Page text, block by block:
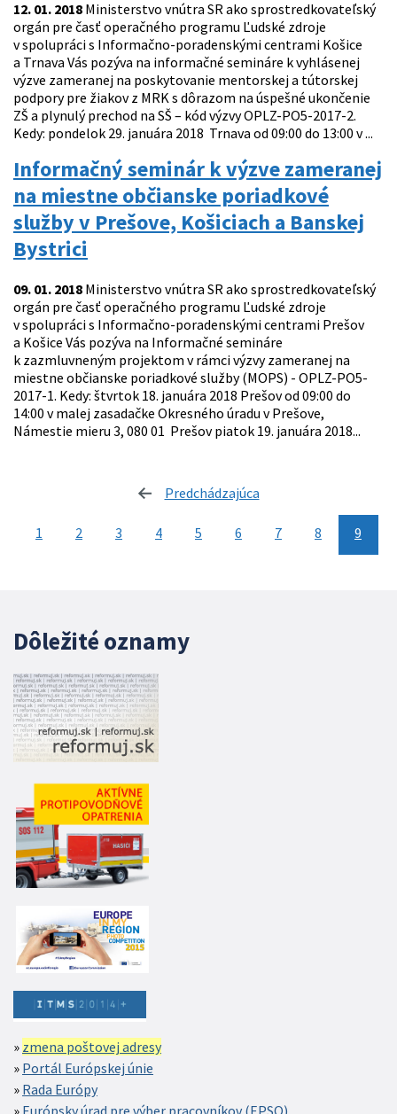
12. 01. 2018 Ministerstvo vnútra SR ako sprostredkovateľský
orgán pre časť operačného programu Ľudské zdroje
v spolupráci s Informačno-poradenskými centrami Košice
a Trnava Vás pozýva na informačné semináre k vyhlásenej
výzve zameranej na poskytovanie mentorskej a tútorskej
podpory pre žiakov z MRK s dôrazom na úspešné ukončenie
ZŠ a plynulý prechod na SŠ – kód výzvy OPLZ-PO5-2017-2.
Kedy: pondelok 29. januára 2018 Trnava od 09:00 do 13:00 v ...
Informačný seminár k výzve zameranej
na miestne občianske poriadkové
služby v Prešove, Košiciach a Banskej
Bystrici
09. 01. 2018 Ministerstvo vnútra SR ako sprostredkovateľský
orgán pre časť operačného programu Ľudské zdroje
v spolupráci s Informačno-poradenskými centrami Prešov
a Košice Vás pozýva na Informačné semináre
k zazmluvneným projektom v rámci výzvy zameranej na
miestne občianske poriadkové služby (MOPS) - OPLZ-PO5-
2017-1. Kedy: štvrtok 18. januára 2018 Prešov od 09:00 do
14:00 v malej zasadačke Okresného úradu v Prešove,
Námestie mieru 3, 080 01 Prešov piatok 19. januára 2018...
Predchádzajúca
1 2 3 4 5 6 7 8 9
Dôležité oznamy
zmena poštovej adresy
Portál Európskej únie
Rada Európy
Európsky úrad pre výber pracovníkov (EPSO)